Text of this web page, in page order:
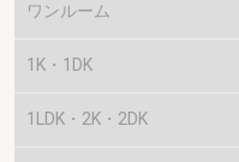
ワンルーム
1K・1DK
1LDK・2K・2DK